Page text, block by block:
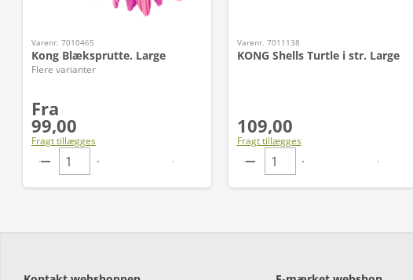
Varenr. 7010465
Kong Blæksprutte. Large
Flere varianter
Fra
99,00
Fragt tillægges
Varenr. 7011138
KONG Shells Turtle i str. Large
109,00
Fragt tillægges